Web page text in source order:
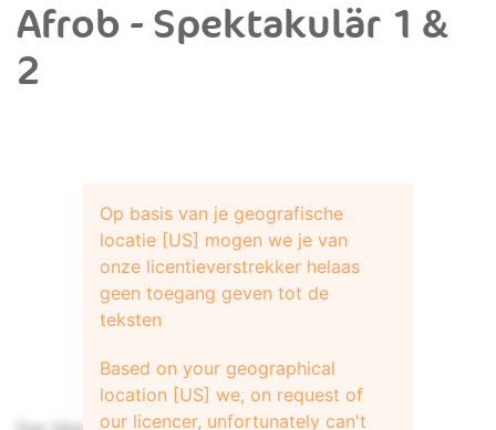
Afrob - Spektakulär 1 &
2
Op basis van je geografische
locatie [US] mogen we je van
onze licentieverstrekker helaas
geen toegang geven tot de
teksten
Based on your geographical
location [US] we, on request of
our licencer, unfortunately can't